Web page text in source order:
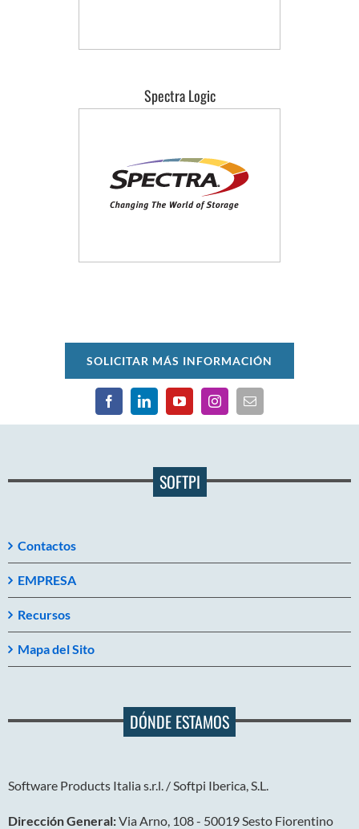
Spectra Logic
SOLICITAR MÁS INFORMACIÓN
SOFTPI
Contactos
EMPRESA
Recursos
Mapa del Sito
DÓNDE ESTAMOS
Software Products Italia s.r.l. / Softpi Iberica, S.L.
Dirección General:Via Arno, 108 - 50019 Sesto Fiorentino